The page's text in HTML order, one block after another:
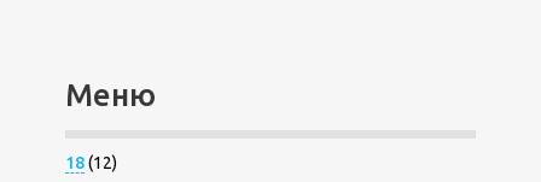
Меню
18(12)